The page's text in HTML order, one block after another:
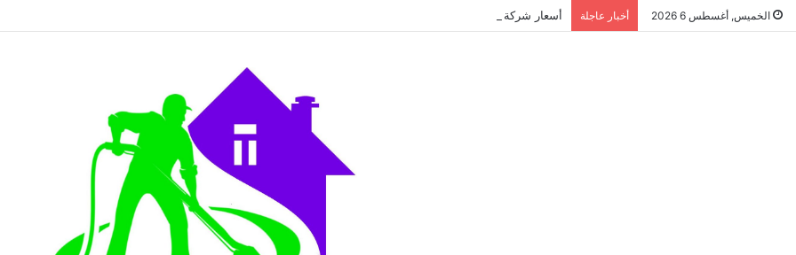
الخميس, أغسطس 6 2026 أخبار عاجلة أسعار شركة مكافحة النمل الابيض في العين 2026